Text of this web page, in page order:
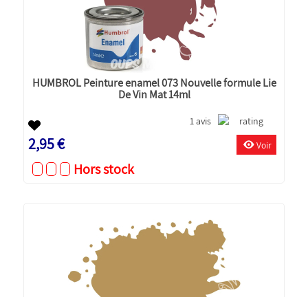
HUMBROL Peinture enamel 073 Nouvelle formule Lie
De Vin Mat 14ml
1 avis
2,95 € Voir
Hors stock